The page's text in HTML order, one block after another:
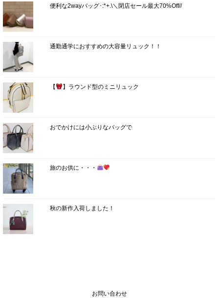
便利な2wayバッグ･:*+.\＼閉店セール最大70%Off//
通勤通学におすすめの大容量リュック！！
【 】ラウンド型のミニリュック
おでかけには小ぶりなバッグで
旅のお供に・・・
秋の新作入荷しました！
お問い合わせ